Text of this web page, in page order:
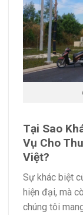
Tại Sao
Vụ Cho
Việt?
Sự khác biệt
hiện đại, mà
chúng tôi